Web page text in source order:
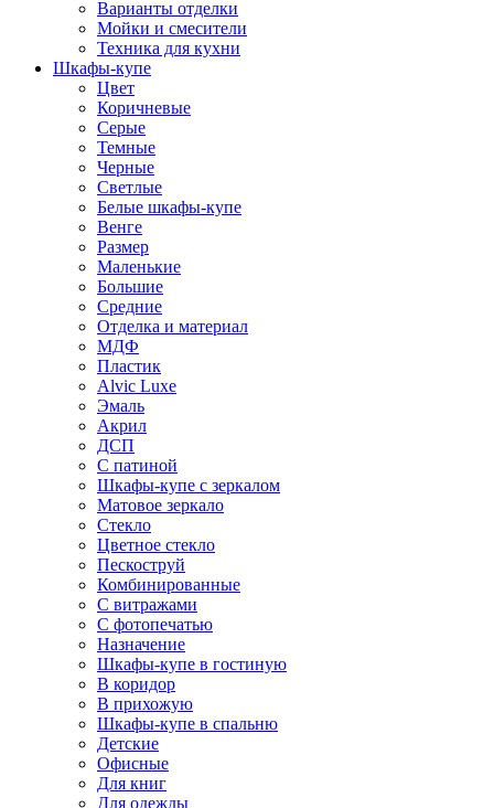
Варианты отделки
Мойки и смесители
Техника для кухни
Шкафы-купе
Цвет
Коричневые
Серые
Темные
Черные
Светлые
Белые шкафы-купе
Венге
Размер
Маленькие
Большие
Средние
Отделка и материал
МДФ
Пластик
Alvic Luxe
Эмаль
Акрил
ДСП
С патиной
Шкафы-купе с зеркалом
Матовое зеркало
Стекло
Цветное стекло
Пескоструй
Комбинированные
С витражами
С фотопечатью
Назначение
Шкафы-купе в гостиную
В коридор
В прихожую
Шкафы-купе в спальню
Детские
Офисные
Для книг
Для одежды